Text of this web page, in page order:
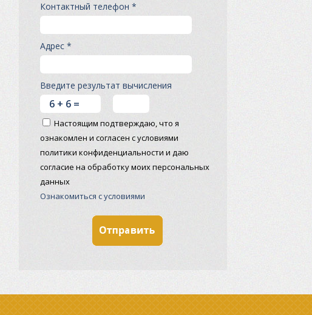
Контактный телефон *
Адрес *
Введите результат вычисления
Настоящим подтверждаю, что я
ознакомлен и согласен с условиями
политики конфиденциальности и даю
согласие на обработку моих персональных
данных
Ознакомиться с условиями